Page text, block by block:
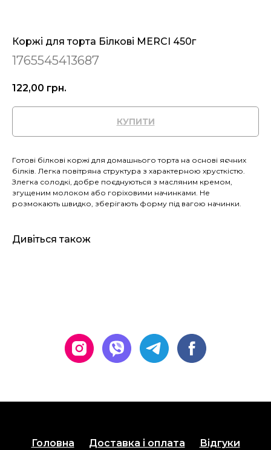
Коржі для торта Білкові MERCI 450г
1765545413687
122,00 грн.
КУПИТИ
Готові білкові коржі для домашнього торта на основі яєчних
білків. Легка повітряна структура з характерною хрусткістю.
Злегка солодкі, добре поєднуються з масляним кремом,
згущеним молоком або горіховими начинками. Не
розмокають швидко, зберігають форму під вагою начинки.
Дивіться також
Головна Доставка і оплата Відгуки